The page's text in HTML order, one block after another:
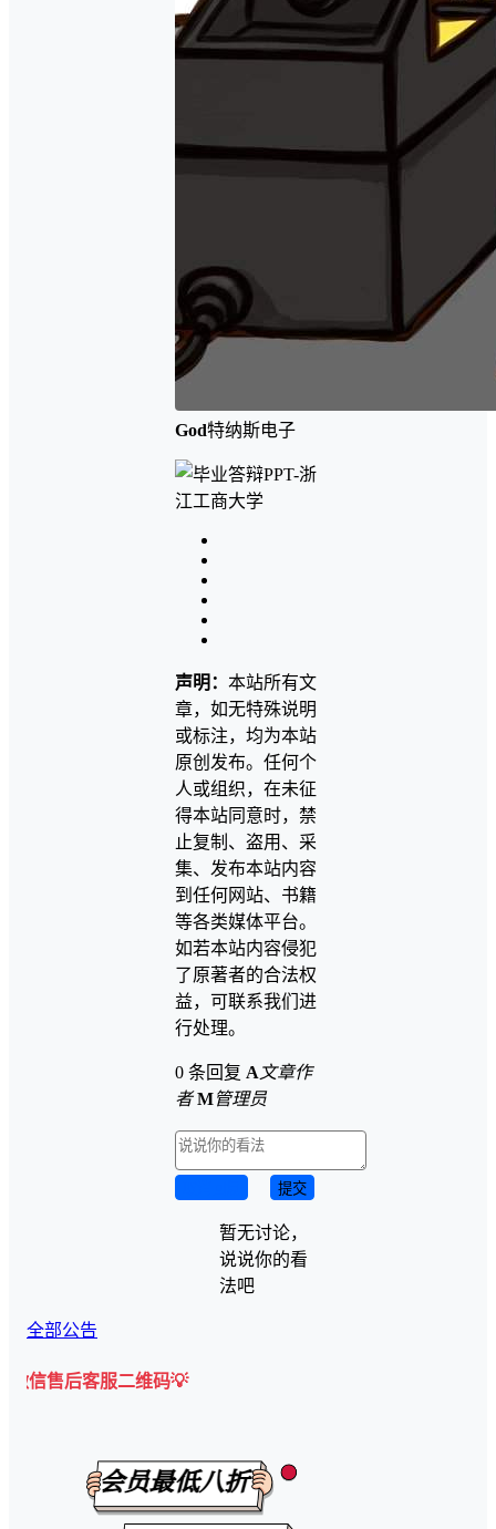
God特纳斯电子
声明： 本站所有文
章，如无特殊说明
或标注，均为本站
原创发布。任何个
人或组织，在未征
得本站同意时，禁
止复制、盗用、采
集、发布本站内容
到任何网站、书籍
等各类媒体平台。
如若本站内容侵犯
了原著者的合法权
益，可联系我们进
行处理。
0 条回复 A 文章作
者 M管理员
提交
暂无讨论，
说说你的看
法吧
全部公告
服二维码💡